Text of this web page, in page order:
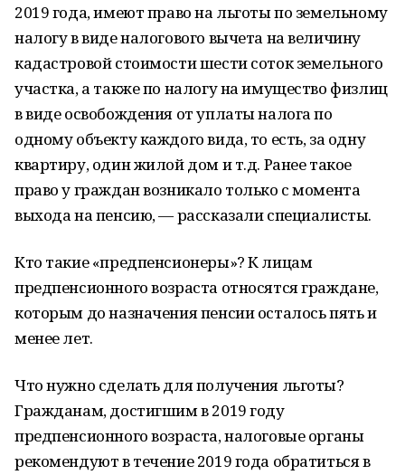
2019 года, имеют право на льготы по земельному
налогу в виде налогового вычета на величину
кадастровой стоимости шести соток земельного
участка, а также по налогу на имущество физлиц
в виде освобождения от уплаты налога по
одному объекту каждого вида, то есть, за одну
квартиру, один жилой дом и т.д. Ранее такое
право у граждан возникало только с момента
выхода на пенсию, — рассказали специалисты.
Кто такие «предпенсионеры»? К лицам
предпенсионного возраста относятся граждане,
которым до назначения пенсии осталось пять и
менее лет.
Что нужно сделать для получения льготы?
Гражданам, достигшим в 2019 году
предпенсионного возраста, налоговые органы
рекомендуют в течение 2019 года обратиться в